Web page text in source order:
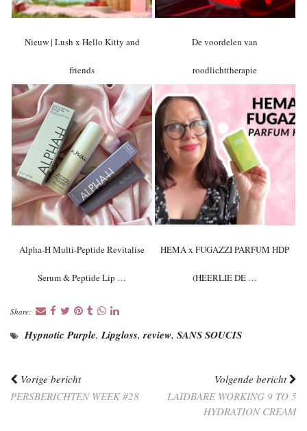
Nieuw | Lush x Hello Kitty and
friends
De voordelen van
roodlichttherapie
Alpha-H Multi-Peptide Revitalise
Serum & Peptide Lip …
HEMA x FUGAZZI PARFUM HDP
(HEERLIE DE …
Share:
Hypnotic Purple,Lipgloss,review, SANS SOUCIS
Vorige bericht
PERSBERICHTEN WEEK #28
Volgende bericht
LAIDBARE WORKING 9 TO 5
HYDRATION CREAM